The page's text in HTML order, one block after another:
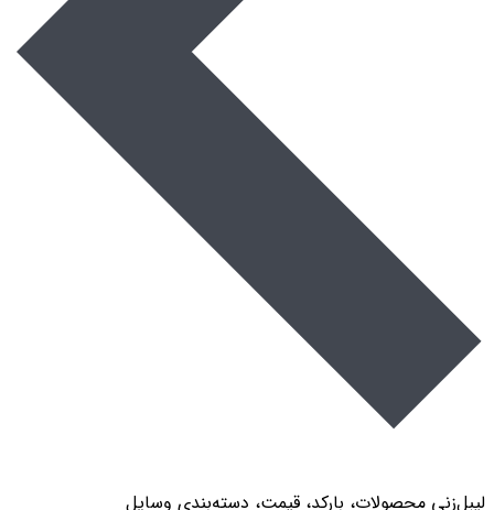
لیبل‌زنی محصولات، بارکد، قیمت، دسته‌بندی وسایل